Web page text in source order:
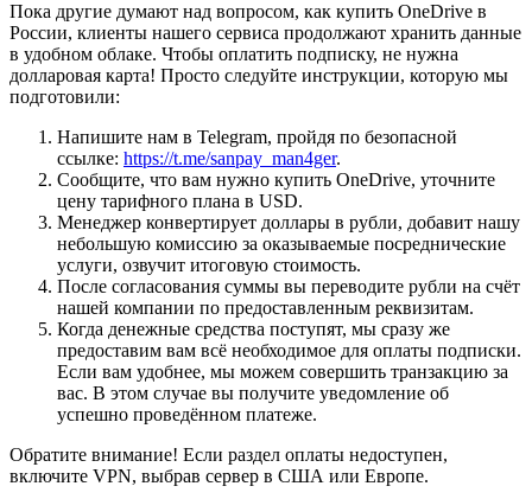
Пока другие думают над вопросом, как купить OneDrive в
России, клиенты нашего сервиса продолжают хранить данные
в удобном облаке. Чтобы оплатить подписку, не нужна
долларовая карта! Просто следуйте инструкции, которую мы
подготовили:
Напишите нам в Telegram, пройдя по безопасной
ссылке: https://t.me/sanpay_man4ger.
Сообщите, что вам нужно купить OneDrive, уточните
цену тарифного плана в USD.
Менеджер конвертирует доллары в рубли, добавит нашу
небольшую комиссию за оказываемые посреднические
услуги, озвучит итоговую стоимость.
После согласования суммы вы переводите рубли на счёт
нашей компании по предоставленным реквизитам.
Когда денежные средства поступят, мы сразу же
предоставим вам всё необходимое для оплаты подписки.
Если вам удобнее, мы можем совершить транзакцию за
вас. В этом случае вы получите уведомление об
успешно проведённом платеже.
Обратите внимание! Если раздел оплаты недоступен,
включите VPN, выбрав сервер в США или Европе.